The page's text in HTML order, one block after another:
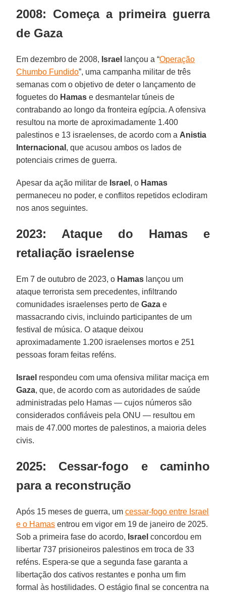
2008: Começa a primeira guerra
de Gaza
Em dezembro de 2008, Israel lançou a “Operação
Chumbo Fundido”, uma campanha militar de três
semanas com o objetivo de deter o lançamento de
foguetes do Hamas e desmantelar túneis de
contrabando ao longo da fronteira egípcia. A ofensiva
resultou na morte de aproximadamente 1.400
palestinos e 13 israelenses, de acordo com a Anistia
Internacional , que acusou ambos os lados de
potenciais crimes de guerra.
Apesar da ação militar de Israel , o Hamas
permaneceu no poder, e conflitos repetidos eclodiram
nos anos seguintes.
2023: Ataque do Hamas e
retaliação israelense
Em 7 de outubro de 2023, o Hamas lançou um
ataque terrorista sem precedentes, infiltrando
comunidades israelenses perto deGaza e
massacrando civis, incluindo participantes de um
festival de música. O ataque deixou
aproximadamente 1.200 israelenses mortos e 251
pessoas foram feitas reféns.
Israel respondeu com uma ofensiva militar maciça em
Gaza, que, de acordo com as autoridades de saúde
administradas pelo Hamas — cujos números são
considerados confiáveis pela ONU — resultou em
mais de 47.000 mortes de palestinos, a maioria deles
civis.
2025: Cessar-fogo e caminho
para a reconstrução
Após 15 meses de guerra, umcessar-fogo entre Israel
e o Hamas entrou em vigor em 19 de janeiro de 2025.
Sob a primeira fase do acordo, Israel concordou em
libertar 737 prisioneiros palestinos em troca de 33
reféns. Espera-se que a segunda fase garanta a
libertação dos cativos restantes e ponha um fim
formal às hostilidades. O estágio final se concentra na